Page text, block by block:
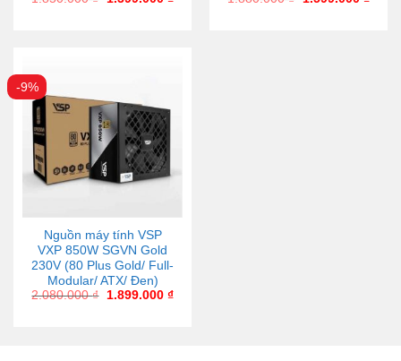
-9%
Nguồn máy tính VSP
VXP 850W SGVN Gold
230V (80 Plus Gold/ Full-
Modular/ ATX/ Đen)
2.080.000₫ 1.899.000 ₫